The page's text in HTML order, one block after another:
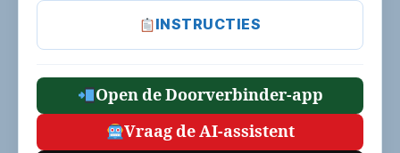
INSTRUCTIES
Open de Doorverbinder-app
Vraag de AI-assistent